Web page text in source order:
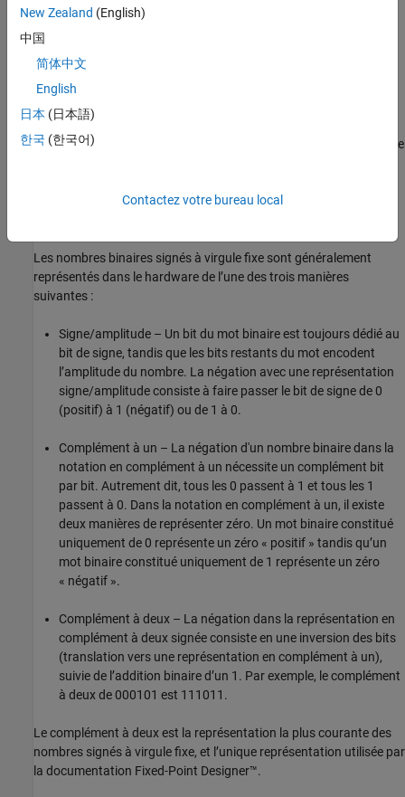
fractionnaires, ou une longueur de la partie fractionnaire de
quatre.
Les types de données à virgule fixe peuvent être signés ou non
signés. Le fait qu’une valeur à virgule fixe soit signée ou non signée
l’information relative au signe est implicitement définie au sein de
Les nombres binaires signés à virgule fixe sont généralement
représentés dans le hardware de l’une des trois manières
suivantes :
Signe/amplitude – Un bit du mot binaire est toujours dédié au
bit de signe, tandis que les bits restants du mot encodent
l’amplitude du nombre. La négation avec une représentation
signe/amplitude consiste à faire passer le bit de signe de 0
(positif) à 1 (négatif) ou de 1 à 0.
Complément à un – La négation d'un nombre binaire dans la
notation en complément à un nécessite un complément bit
par bit. Autrement dit, tous les 0 passent à 1 et tous les 1
passent à 0. Dans la notation en complément à un, il existe
deux manières de représenter zéro. Un mot binaire constitué
uniquement de 0 représente un zéro « positif » tandis qu’un
mot binaire constitué uniquement de 1 représente un zéro
« négatif ».
Complément à deux – La négation dans la représentation en
complément à deux signée consiste en une inversion des bits
(translation vers une représentation en complément à un),
suivie de l’addition binaire d’un 1. Par exemple, le complément
à deux de 000101 est 111011.
Le complément à deux est la représentation la plus courante des
nombres signés à virgule fixe, et l’unique représentation utilisée par
la documentation Fixed-Point Designer™.
New Zealand (English)
中国
简体中文
English
日本 (日本語)
한국 (한국어)
Contactez votre bureau local